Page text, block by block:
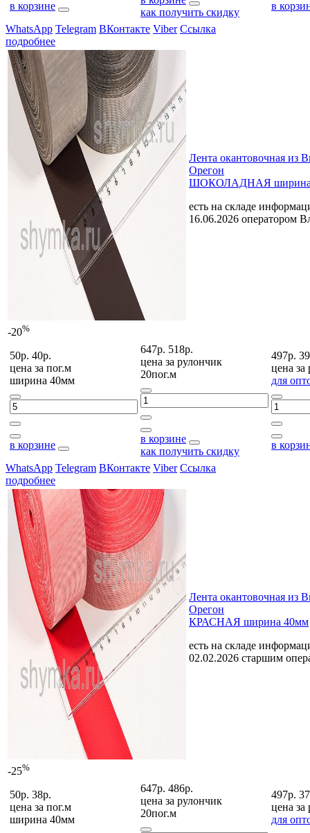
в корзине
как получить скидку
в
WhatsApp Telegram ВКонтакте Viber Ссылка
подробнее
-20%
Лента окантовочная из
Орегон
ШОКОЛАДНАЯ ширина
есть на складе
16.06.2026 оператором
50р. 40р.
цена за пог.м
ширина 40мм
в корзине
647р. 518р.
цена за рулончик
20пог.м
в корзине
как получить скидку
497р.
цена за
для
в
WhatsApp Telegram ВКонтакте Viber Ссылка
подробнее
-25%
Лента окантовочная из
Орегон
КРАСНАЯ ширина 40мм
есть на складе
02.02.2026 старшим
50р. 38р.
цена за пог.м
ширина 40мм
647р. 486р.
цена за рулончик
20пог.м
497р.
цена за
для